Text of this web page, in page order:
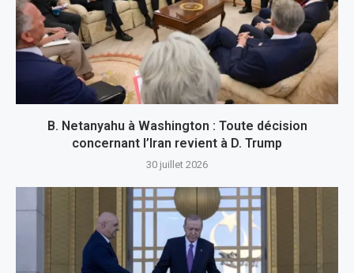
B. Netanyahu à Washington : Toute décision
concernant l’Iran revient à D. Trump
30 juillet 2026